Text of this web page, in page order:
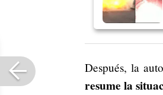
Después, la
resume la